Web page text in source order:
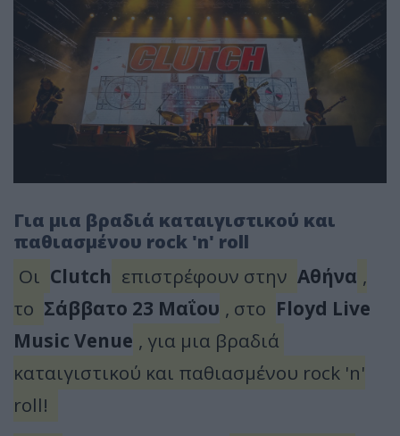
Για μια βραδιά καταιγιστικού και
παθιασμένου rock 'n' roll
Οι Clutch επιστρέφουν στην Αθήνα ,
το Σάββατο 23 Μαΐου , στο Floyd Live
Music Venue , για μια βραδιά
καταιγιστικού και παθιασμένου rock 'n'
roll!